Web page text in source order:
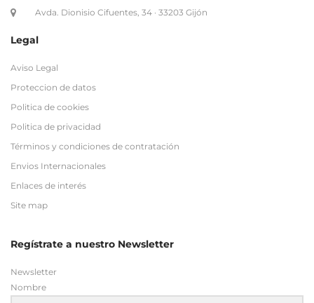
Proteccion de datos
Politica de cookies
Términos y condiciones de contratación
Regístrate a nuestro Newsletter
Newsletter
Email